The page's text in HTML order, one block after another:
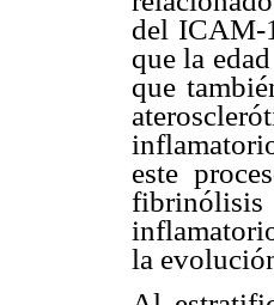
del ICAM-
que la
que
este
fibrinólisis
la